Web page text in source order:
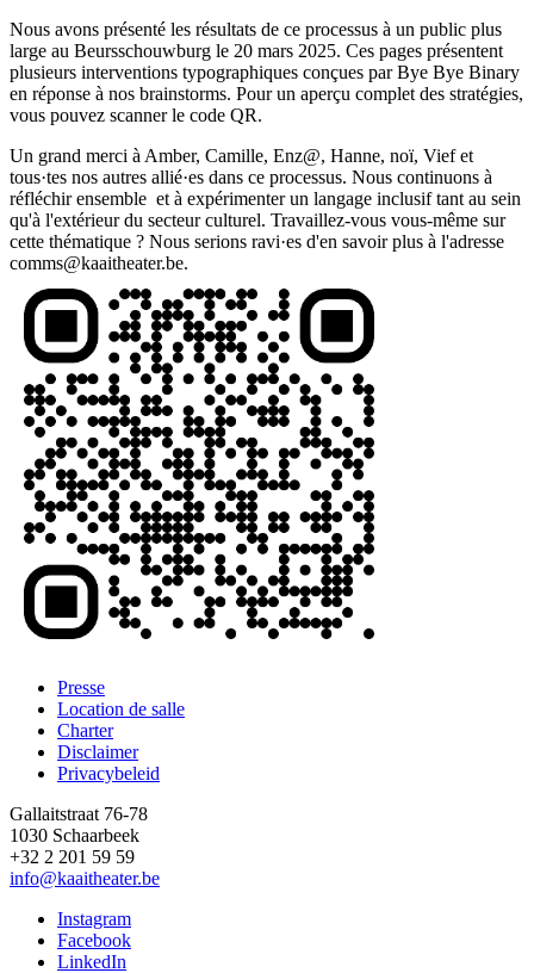
Nous avons présenté les résultats de ce processus à un public plus
large au Beursschouwburg le 20 mars 2025. Ces pages présentent
plusieurs interventions typographiques conçues par Bye Bye Binary
en réponse à nos brainstorms. Pour un aperçu complet des stratégies,
vous pouvez scanner le code QR.
Un grand merci à Amber, Camille, Enz@, Hanne, noï, Vief et
tous·tes nos autres allié·es dans ce processus. Nous continuons à
réfléchir ensemble et à expérimenter un langage inclusif tant au sein
qu'à l'extérieur du secteur culturel. Travaillez-vous vous-même sur
cette thématique ? Nous serions ravi·es d'en savoir plus à l'adresse
comms@kaaitheater.be.
Footer
Presse
Location de salle
Charter
Disclaimer
Privacybeleid
Gallaitstraat 76-78
1030 Schaarbeek
+32 2 201 59 59
info@kaaitheater.be
Instagram
Facebook
LinkedIn